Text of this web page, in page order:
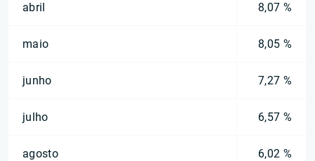
abril 8,07 %
maio 8,05 %
junho 7,27 %
julho 6,57 %
agosto 6,02 %